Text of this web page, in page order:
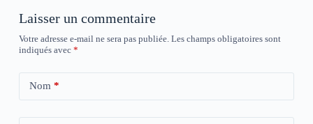
Laisser un commentaire
Votre adresse e-mail ne sera pas publiée. Les champs obligatoires sont
indiqués avec *
Nom*